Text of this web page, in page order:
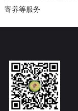
寄养等服务